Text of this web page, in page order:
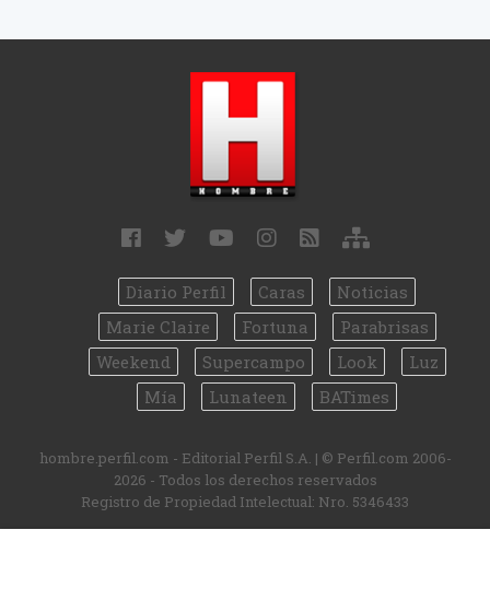
Diario Perfil Caras
Noticias
Marie Claire
Fortuna
Parabrisas
Weekend
Supercampo Look
Luz
Mía
Lunateen BATimes
hombre.perfil.com - Editorial Perfil S.A. | © Perfil.com 2006-
2026 - Todos los derechos reservados
Registro de Propiedad Intelectual: Nro. 5346433